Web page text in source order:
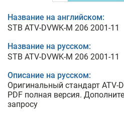
Название на английском:
STB ATV-DVWK-M 206 2001-11
Название на русском:
STB ATV-DVWK-M 206 2001-11
Описание на русском:
Оригинальный стандарт ATV-
PDF полная версия.
запросу